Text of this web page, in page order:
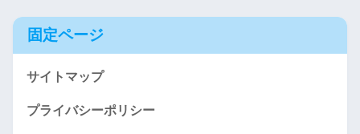
固定ページ
サイトマップ
プライバシーポリシー